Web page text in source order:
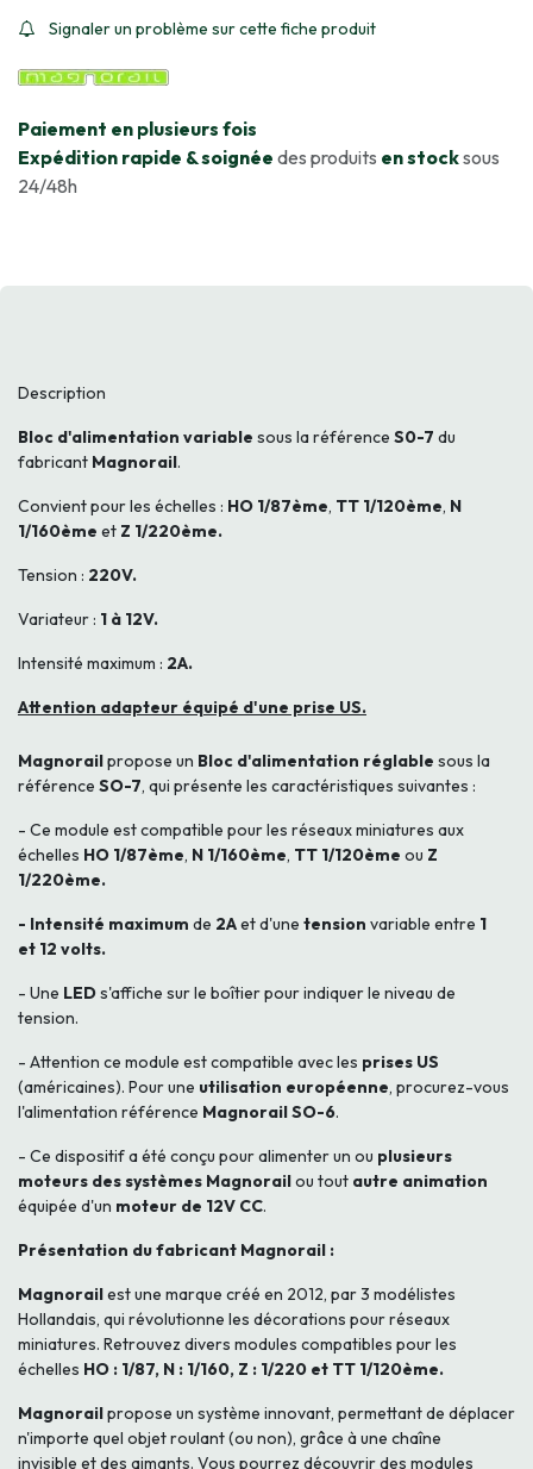
Signaler un problème sur cette fiche produit
​Paiement en plusieurs fois
Expédition rapide & soignée des produits en stocksous
24/48h
Description
Bloc d'alimentation variable sous la référence S0-7 du
fabricant Magnorail.
Convient pour les échelles : HO 1/87ème, TT 1/120ème, N
1/160ème et Z 1/220ème.
Tension : 220V.
Variateur : 1 à 12V.
Intensité maximum : 2A.
Attention adapteur équipé d'une prise US.
Magnorailpropose un Bloc d'alimentation réglable sous la
référence SO-7, qui présente les caractéristiques suivantes :
- Ce module est compatible pour les réseaux miniatures aux
échelles HO 1/87ème, N 1/160ème, TT 1/120ème ou Z
1/220ème.
- Intensité maximum de 2Aetd'une tension variable entre 1
et 12 volts.
- Une LEDs'affiche sur le boîtier pour indiquer le niveau de
tension.
- Attention ce module est compatible avec les prises US
(américaines). Pour une utilisation européenne, procurez-vous
l'alimentation référence Magnorail SO-6.
- Ce dispositif a été conçu pour alimenter un ou plusieurs
moteurs des systèmes Magnorailou tout autre animation
équipée d'un moteur de 12V CC.
Présentation du fabricant Magnorail :
Magnorailest une marque créé en 2012, par 3 modélistes
Hollandais, qui révolutionne les décorations pour réseaux
miniatures. Retrouvez divers modules compatibles pour les
échelles HO : 1/87, N : 1/160, Z : 1/220 et TT 1/120ème.
Magnorailpropose un système innovant, permettant de déplacer
n'importe quel objet roulant (ou non), grâce à une chaîne
invisible et des aimants. Vous pourrez découvrir des modules